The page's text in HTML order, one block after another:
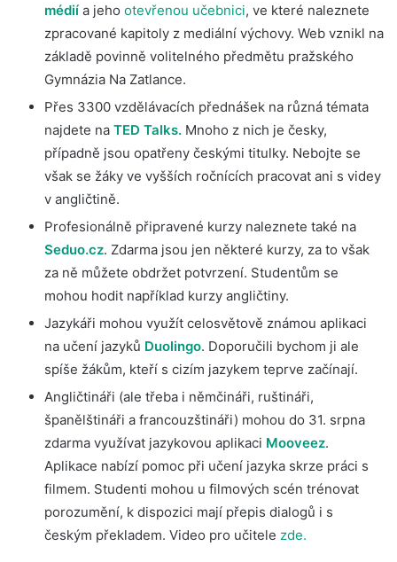
médií a jeho otevřenou učebnici, ve které naleznete
zpracované kapitoly z mediální výchovy. Web vznikl na
základě povinně volitelného předmětu pražského
Gymnázia Na Zatlance.
Přes 3300 vzdělávacích přednášek na různá témata
najdete na TED Talks. Mnoho z nich je česky,
případně jsou opatřeny českými titulky. Nebojte se
však se žáky ve vyšších ročnících pracovat ani s videy
v angličtině.
Profesionálně připravené kurzy naleznete také na
Seduo.cz. Zdarma jsou jen některé kurzy, za to však
za ně můžete obdržet potvrzení. Studentům se
mohou hodit například kurzy angličtiny.
Jazykáři mohou využít celosvětově známou aplikaci
na učení jazyků Duolingo. Doporučili bychom ji ale
spíše žákům, kteří s cizím jazykem teprve začínají.
Angličtináři (ale třeba i němčináři, ruštináři,
španělštináři a francouzštináři) mohou do 31. srpna
zdarma využívat jazykovou aplikaci Mooveez.
Aplikace nabízí pomoc při učení jazyka skrze práci s
filmem. Studenti mohou u filmových scén trénovat
porozumění, k dispozici mají přepis dialogů i s
českým překladem. Video pro učitele zde.